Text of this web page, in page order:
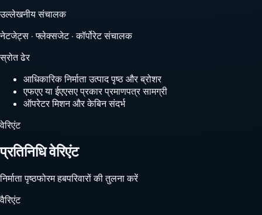
उल्लेखनीय संचालक
नेटजेट्स · फ्लेक्सजेट · कॉर्पोरेट संचालक
स्रोत ढेर
आधिकारिक निर्माता उत्पाद पृष्ठ और ब्रोशर
एफएए या ईएएसए प्रकार प्रमाणपत्र सामग्री
ऑपरेटर मिशन और केबिन संदर्भ
वेरिएंट
प्रतिनिधि वेरिएंट
निर्माता पृष्ठफोरम हबपरिवारों की तुलना करें
वैरिएंट